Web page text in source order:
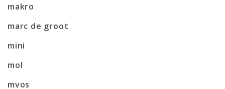
makro
marc de groot
mini
mol
mvos